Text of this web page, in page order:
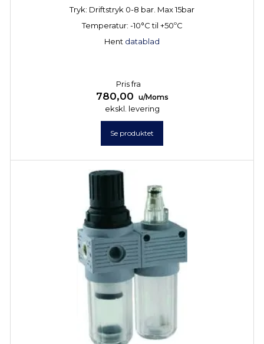
Tryk: Driftstryk 0-8 bar. Max 15bar
Temperatur: -10°C til +50ºC
Hent datablad
Pris fra
780,00 u/Moms
ekskl. levering
Se produktet